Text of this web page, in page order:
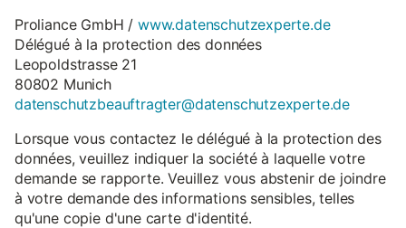
Proliance GmbH /www.datenschutzexperte.de
Délégué à la protection des données
Leopoldstrasse 21
80802 Munich
datenschutzbeauftragter@datenschutzexperte.de
Lorsque vous contactez le délégué à la protection des
données, veuillez indiquer la société à laquelle votre
demande se rapporte. Veuillez vous abstenir de joindre
à votre demande des informations sensibles, telles
qu'une copie d'une carte d'identité.